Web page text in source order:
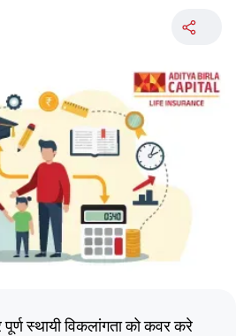
पूर्ण स्थायी विकलांगता को कवर करे